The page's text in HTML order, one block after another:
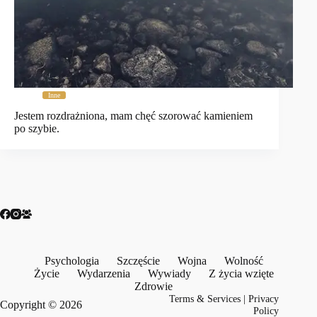
Inne
Jestem rozdrażniona, mam chęć szorować kamieniem
po szybie.
Psychologia Szczęście Wojna
Wolność
Życie
Wydarzenia Wywiady
Z życia wzięte
Zdrowie
Copyright © 2026
Terms & Services |Privacy
Policy